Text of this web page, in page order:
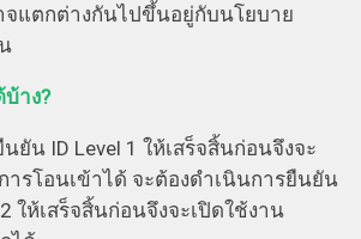
จแตกต่างกันไปขึ้นอยู่กับนโยบาย
าง?
ยัน ID Level 1 ให้เสร็จสิ้นก่อนจึงจะ
ารโอนเข้าได้ จะต้องดำเนินการยืนยัน
ให้เสร็จสิ้นก่อนจึงจะเปิดใช้งาน